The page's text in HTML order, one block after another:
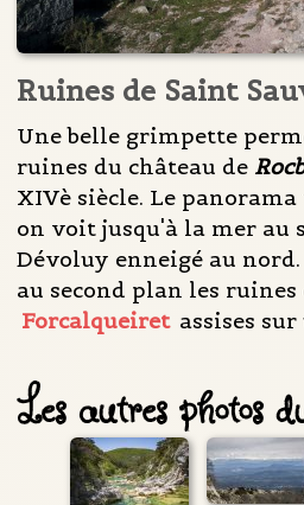
Ruines de Saint
Une belle grimpette
ruines du château de
XIVè siècle. Le
on voit jusqu'à la mer au
Dévoluy enneigé au
au second plan les ruines
Forcalqueiret assises
Les autres photos